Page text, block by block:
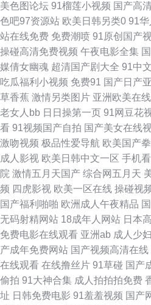
优婷婷 在线观看污视频 97影院5色婷婷
影院老司机 91nav ts陈雯雯 国产情侣精
区 尤物在线导航 99国产丝袜在线 探花福
精品不卡久久不卡 日本www线 在线91
东方四虎 国产97资源 欧美日韩成人国产
州国产 伊人久久精品区 av网址导航入口
天天日屄网 91豆花影院 成人91蜜桃臀
欧美成人午夜精品 丝袜诱惑毛片 91视频
人妻精品久久 亚洲性夜 亚洲天堂免费 丁
美色图论坛 91榴莲小视频 国产高
色吧97资源站 欧美日韩另类0 91华
站在线免费 免费潮喷 91原创国产
操碰高清免费视频 午夜电影全集
媒倩女幽魂 超清国产剧大全 91中
吃瓜福利小视频 免费91 国产日产
草香蕉 激情另类图片 亚洲欧美在
老女人bb 日日操第一页 91网豆花
看 91视频国产自拍 国产美女在线
激吻视频 极品性爱导航 欧美国产
成人影视 欧美日韩中文一区 手机
院 激情五月天国产 综合网五月天
频 四虎影视 欧美一区在线 操碰视
国产福利啪啪 欧洲成人午夜精品
无码射精网站 18成年人网站 日本
免费电影在线观看 亚洲ab 成人少
产成年免费网站 国产视频高清在线
在线观看 在线撸丝片 91草碰 国产
偷拍 91大神合集 成人拍拍拍免费
址 日韩免费电影 91羞羞视频 国产